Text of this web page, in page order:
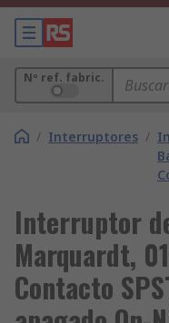
Nº ref. fabric.
/ Interruptores /
Interruptor
Marquardt,
Contacto